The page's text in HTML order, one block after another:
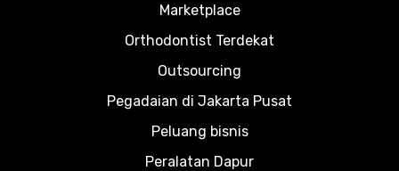
Marketplace
Orthodontist Terdekat
Outsourcing
Pegadaian di Jakarta Pusat
Peluang bisnis
Peralatan Dapur